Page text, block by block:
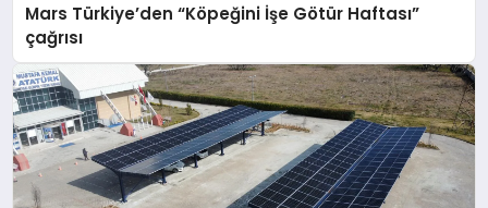
Mars Türkiye’den “Köpeğini İşe Götür Haftası”
çağrısı